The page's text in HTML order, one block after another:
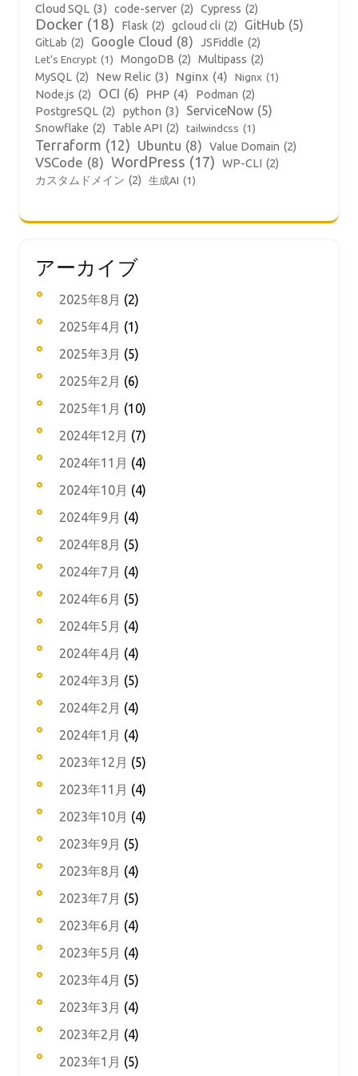
Cloud SQL (3) code-server (2) Cypress (2)
Docker (18) Flask (2) gcloud cli (2) GitHub (5)
GitLab (2) Google Cloud (8) JSFiddle (2)
Let's Encrypt (1) MongoDB (2) Multipass (2)
MySQL (2) New Relic (3) Nginx (4) Nignx (1)
Node.js (2) OCI (6) PHP (4) Podman (2)
PostgreSQL (2) python (3) ServiceNow (5)
Snowflake (2) Table API (2) tailwindcss (1)
Terraform (12) Ubuntu (8) Value Domain (2)
VSCode (8) WordPress (17) WP-CLI (2)
カスタムドメイン (2) 生成AI (1)
アーカイブ
2025年8月 (2)
2025年4月 (1)
2025年3月 (5)
2025年2月 (6)
2025年1月 (10)
2024年12月 (7)
2024年11月 (4)
2024年10月 (4)
2024年9月 (4)
2024年8月 (5)
2024年7月 (4)
2024年6月 (5)
2024年5月 (4)
2024年4月 (4)
2024年3月 (5)
2024年2月 (4)
2024年1月 (4)
2023年12月 (5)
2023年11月 (4)
2023年10月 (4)
2023年9月 (5)
2023年8月 (4)
2023年7月 (5)
2023年6月 (4)
2023年5月 (4)
2023年4月 (5)
2023年3月 (4)
2023年2月 (4)
2023年1月 (5)